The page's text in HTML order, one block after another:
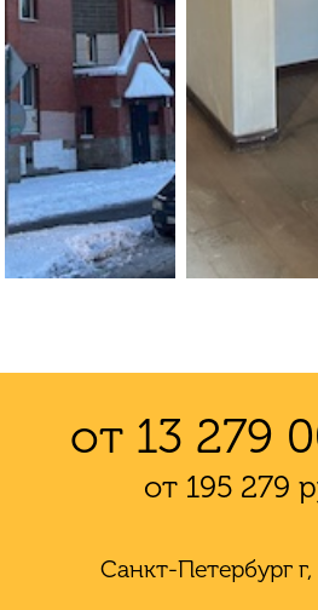
от 13 279
от 195 279
Санкт-Петербург